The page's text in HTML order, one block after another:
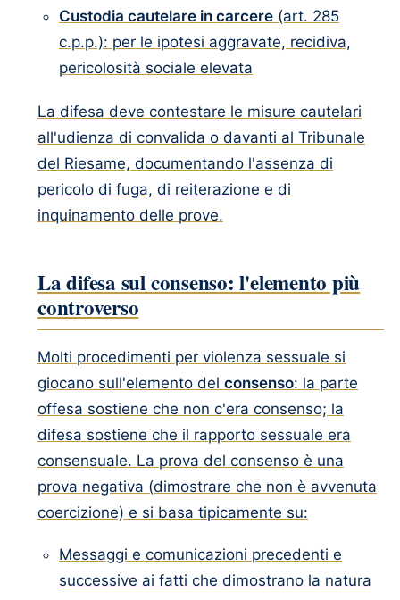
Custodia cautelare in carcere (art. 285
c.p.p.): per le ipotesi aggravate, recidiva,
pericolosità sociale elevata
La difesa deve contestare le misure cautelari
all'udienza di convalida o davanti al Tribunale
del Riesame, documentando l'assenza di
pericolo di fuga, di reiterazione e di
inquinamento delle prove.
La difesa sul consenso: l'elemento più
controverso
Molti procedimenti per violenza sessuale si
giocano sull'elemento del consenso: la parte
offesa sostiene che non c'era consenso; la
difesa sostiene che il rapporto sessuale era
consensuale. La prova del consenso è una
prova negativa (dimostrare che non è avvenuta
coercizione) e si basa tipicamente su:
Messaggi e comunicazioni precedenti e
successive ai fatti che dimostrano la natura